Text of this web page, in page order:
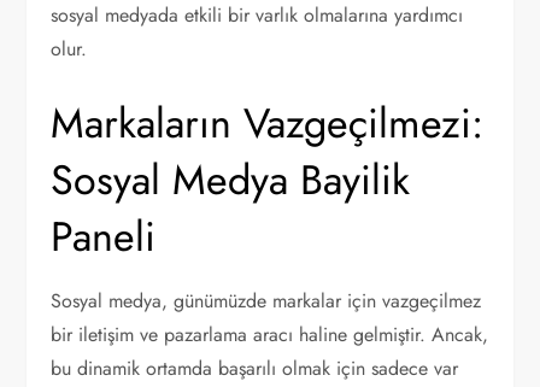
sosyal medyada etkili bir varlık olmalarına yardımcı
olur.
Markaların Vazgeçilmezi:
Sosyal Medya Bayilik
Paneli
Sosyal medya, günümüzde markalar için vazgeçilmez
bir iletişim ve pazarlama aracı haline gelmiştir. Ancak,
bu dinamik ortamda başarılı olmak için sadece var